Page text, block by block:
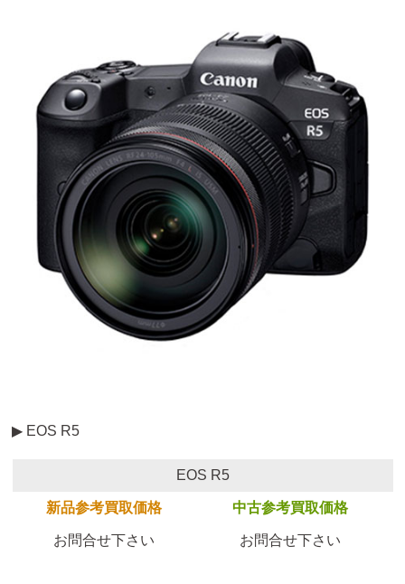
▶ EOS R5
EOS R5
新品参考買取価格 中古参考買取価格
お問合せ下さい お問合せ下さい